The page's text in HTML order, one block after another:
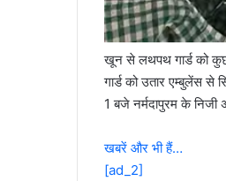
खून से लथपथ गार्ड को कुछ
गार्ड को उतार एम्बुलेंस से
1 बजे नर्मदापुरम के निजी
खबरें और भी हैं…
[ad_2]